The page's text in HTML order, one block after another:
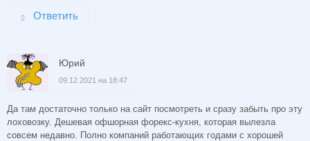
Ответить
Юрий
09.12.2021 на 18:47
Да там достаточно только на сайт посмотреть и сразу забыть про эту
лоховозку. Дешевая офшорная форекс-кухня, которая вылезла
совсем недавно. Полно компаний работающих годами с хорошей